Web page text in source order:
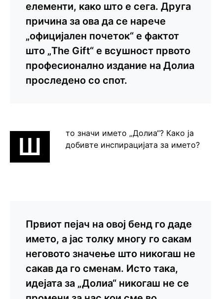
елементи, како што е сега. Друга
причина за ова да се нарече
„официјален почеток“ е фактот
што „The Gift“ е всушност првото
професионално издание на Долиа
проследено со спот.
Ш
то значи името „Долиа“? Како ја
добивте инспирацијата за името?
Првиот пејач на овој бенд го даде
името, а јас толку многу го сакам
неговото значење што никогаш не
сакав да го сменам. Исто така,
идејата за „Долиа“ никогаш не се